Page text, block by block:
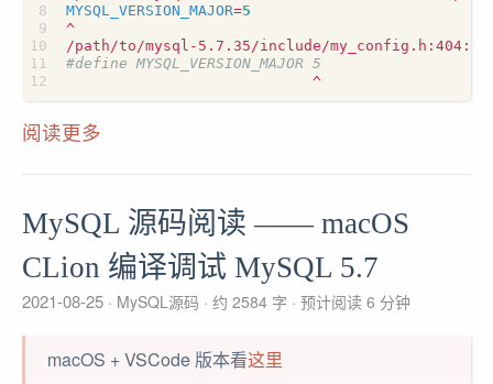
MYSQL_VERSION_MAJOR=5
/path/to/mysql-5.7.35/include/
#define MYSQL_VERSION_MAJOR 5
阅读更多
MySQL 源码阅读 —— macOS
CLion 编译调试 MySQL 5.7
2021-08-25 MySQL源码 约 2584 字 预计阅读 6 分钟
macOS + VSCode 版本看这里